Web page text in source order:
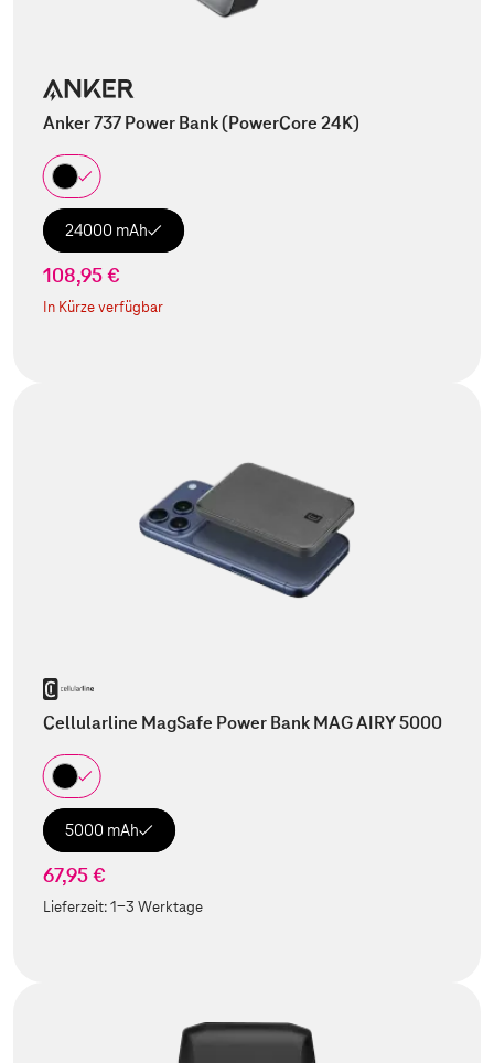
Anker 737 Power Bank (PowerCore 24K)
24000 mAh
108,95 €
In Kürze verfügbar
Cellularline MagSafe Power Bank MAG AIRY 5000
5000 mAh
67,95 €
Lieferzeit:1-3 Werktage